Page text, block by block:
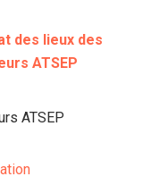
des lieux des
ATSEP
ATSEP